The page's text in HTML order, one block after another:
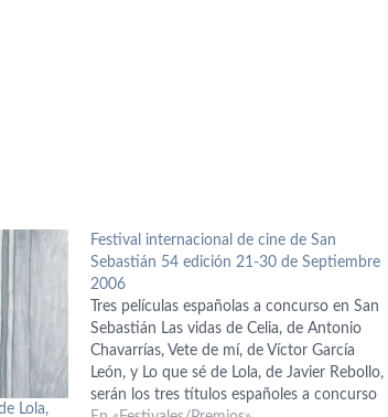
Lola,
Festival internacional de cine de San
Sebastián 54 edición 21-30 de Septiembre
2006
Tres películas españolas a concurso en San
Sebastián Las vidas de Celia, de Antonio
Chavarrías, Vete de mí, de Víctor García
León, y Lo que sé de Lola, de Javier Rebollo,
serán los tres títulos españoles a concurso